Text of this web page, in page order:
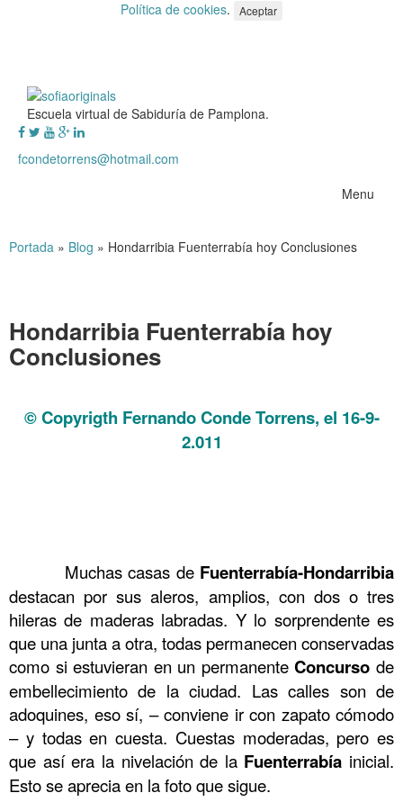
Política de cookies. Aceptar
Escuela virtual de Sabiduría de Pamplona.
fcondetorrens@hotmail.com
Menu
Portada » Blog » Hondarribia Fuenterrabía hoy Conclusiones
Hondarribia Fuenterrabía hoy
Conclusiones
© Copyrigth Fernando Conde Torrens, el 16-9-
2.011
Muchas casas de Fuenterrabía-Hondarribia
destacan por sus aleros, amplios, con dos o tres
hileras de maderas labradas. Y lo sorprendente es
que una junta a otra, todas permanecen conservadas
como si estuvieran en un permanenteConcurso de
embellecimiento de la ciudad. Las calles son de
adoquines, eso sí, – conviene ir con zapato cómodo
– y todas en cuesta. Cuestas moderadas, pero es
que así era la nivelación de la Fuenterrabía inicial.
Esto se aprecia en la foto que sigue.